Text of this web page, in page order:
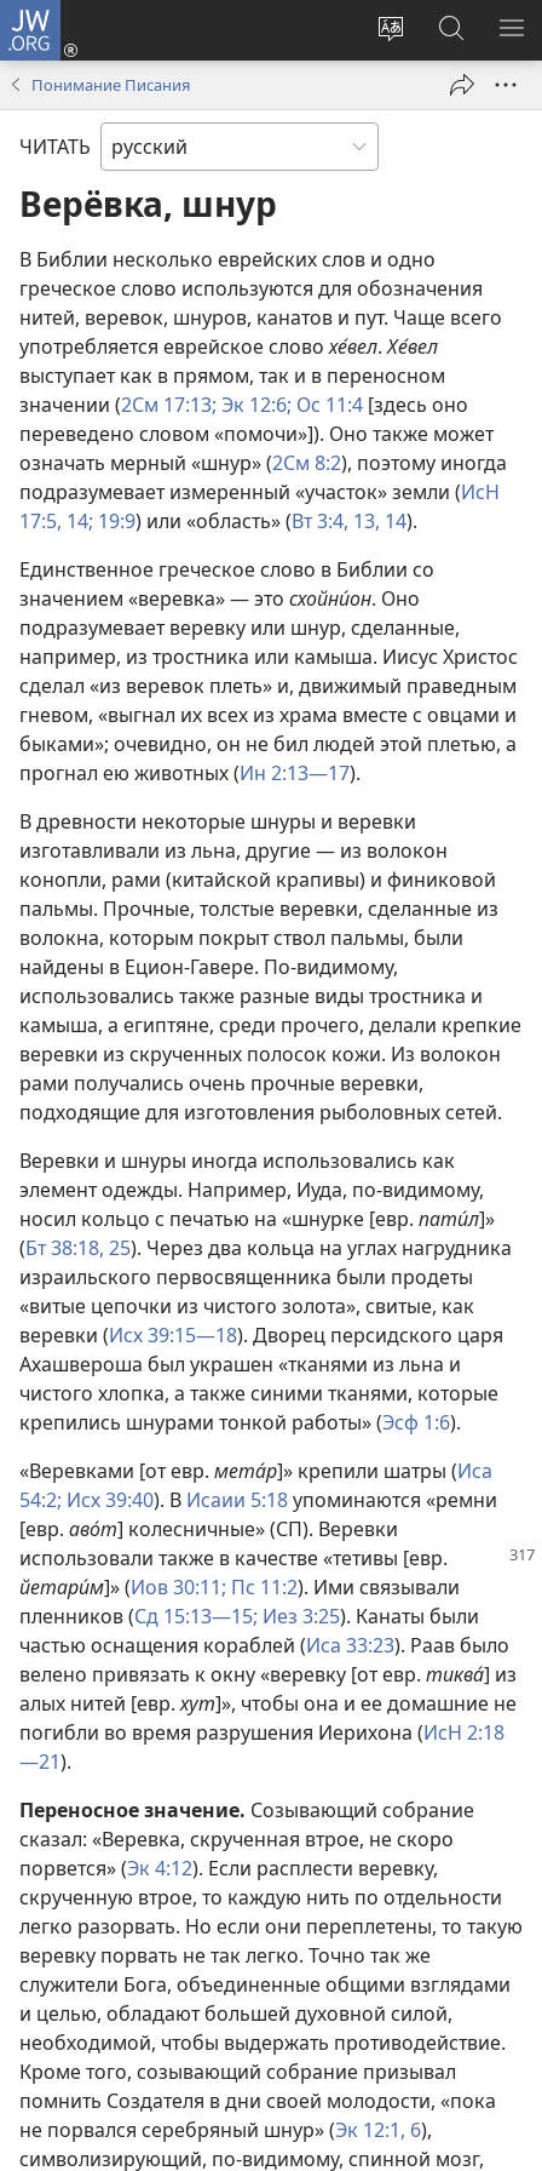
JW.ORG
Изменить
Войти
(открывается
окне)
Поиск
по
jw.org
Понимание Писания
ЧИТАТЬ
Верёвка, шнур
В Библии несколько еврейских слов и одно
греческое слово используются для обозначения
нитей, веревок, шнуров, канатов и пут. Чаще всего
употребляется еврейское словохе́вел.Хе́вел
выступает как в прямом, так и в переносном
значении (2См 17:13; Эк 12:6; Ос 11:4 [здесь оно
переведено словом «помочи»]). Оно также может
означать мерный «шнур» (2См 8:2), поэтому иногда
подразумевает измеренный «участок» земли (ИсН
17:5, 14; 19:9) или «область» (Вт 3:4, 13, 14).
Единственное греческое слово в Библии со
значением «веревка» — это схойни́он. Оно
подразумевает веревку или шнур, сделанные,
например, из тростника или камыша. Иисус Христос
сделал «из веревок плеть» и, движимый праведным
гневом, «выгнал их всех из храма вместе с овцами и
быками»; очевидно, он не бил людей этой плетью, а
прогнал ею животных (Ин 2:13—17).
В древности некоторые шнуры и веревки
изготавливали из льна, другие — из волокон
конопли, рами (китайской крапивы) и финиковой
пальмы. Прочные, толстые веревки, сделанные из
волокна, которым покрыт ствол пальмы, были
найдены в Ецион-Гавере. По-видимому,
использовались также разные виды тростника и
камыша, а египтяне, среди прочего, делали крепкие
веревки из скрученных полосок кожи. Из волокон
рами получались очень прочные веревки,
подходящие для изготовления рыболовных сетей.
Веревки и шнуры иногда использовались как
элемент одежды. Например, Иуда, по-видимому,
носил кольцо с печатью на «шнурке [евр. пати́л]»
(Бт 38:18, 25). Через два кольца на углах нагрудника
израильского первосвященника были продеты
«витые цепочки из чистого золота», свитые, как
веревки (Исх 39:15—18). Дворец персидского царя
Ахашвероша был украшен «тканями из льна и
чистого хлопка, а также синими тканями, которые
крепились шнурами тонкой работы» (Эсф 1:6).
«Веревками [от евр. мета́р]» крепили шатры (Иса
54:2; Исх 39:40). В Исаии 5:18упоминаются «ремни
[евр. аво́т] колесничные» (СП). Веревки
использовали также в качестве «тетивы [евр.
йетари́м]» (Иов 30:11; Пс 11:2). Ими связывали
пленников (Сд 15:13—15; Иез 3:25). Канаты были
частью оснащения кораблей (Иса 33:23). Раав было
велено привязать к окну «веревку [от евр. тиква́] из
алых нитей [евр.хут]», чтобы она и ее домашние не
погибли во время разрушения Иерихона (ИсН 2:18
—21).
Переносное значение. Созывающий собрание
сказал: «Веревка, скрученная втрое, не скоро
порвется» (Эк 4:12). Если расплести веревку,
скрученную втрое, то каждую нить по отдельности
легко разорвать. Но если они переплетены, то такую
веревку порвать не так легко. Точно так же
служители Бога, объединенные общими взглядами
и целью, обладают большей духовной силой,
необходимой, чтобы выдержать противодействие.
Кроме того, созывающий собрание призывал
помнить Создателя в дни своей молодости, «пока
не порвался серебряный шнур» (Эк 12:1, 6),
символизирующий, по-видимому, спинной мозг,